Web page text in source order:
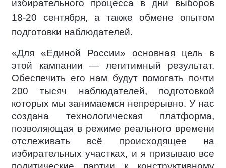
избирательного процесса в дни выборов
18-20 сентября, а также обмене опытом
подготовки наблюдателей.
«Для «Единой России» основная цель в
этой кампании — легитимный результат.
Обеспечить его нам будут помогать почти
200 тысяч наблюдателей, подготовкой
которых мы занимаемся непрерывно. У нас
создана технологическая платформа,
позволяющая в режиме реального времени
отслеживать всё происходящее на
избирательных участках, и я призываю все